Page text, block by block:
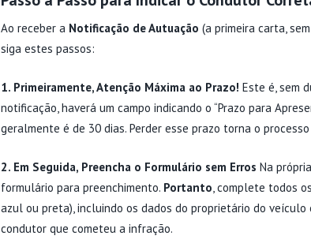
Ao receber a Notificação de Autuação (a primeira carta,
siga estes passos:
1. Primeiramente, Atenção Máxima ao Prazo! Este é, sem
notificação, haverá um campo indicando o “Prazo para
geralmente é de 30 dias. Perder esse prazo torna o
2. Em Seguida, Preencha o Formulário sem Erros Na
formulário para preenchimento. Portanto, complete todos
azul ou preta), incluindo os dados do proprietário do
condutor que cometeu a infração.